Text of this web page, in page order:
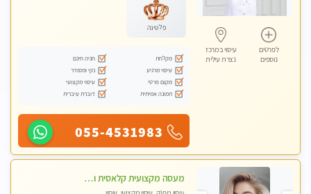
לפרטים
נוספים
עיסוי במרכז
נצרת עילית
פלטינה
מקלחת
חניה חינם
עיסוי מרגיע
נקי ומסודר
מקום פרטי
עיסוי מקצועי
תמונה אמיתית
דוברת עיברית
055-4531983
מעסה מקצועית קלאסית ומפנקת בחיפה